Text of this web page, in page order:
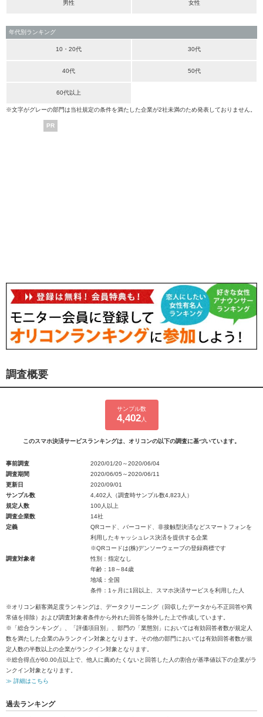
男性 女性
年代別ランキング
10・20代 30代
40代 50代
60代以上
※文字がグレーの部門は当社規定の条件を満たした企業が2社未満のため発表しておりません。
PR
調査概要
サンプル数
4,402人
このスマホ決済サービスランキングは、オリコンの以下の調査に基づいています。
事前調査
2020/01/20～2020/06/04
調査期間
2020/06/05～2020/06/11
更新日
2020/09/01
サンプル数
4,402人（調査時サンプル数4,823人）
規定人数
100人以上
調査企業数
14社
定義
QRコード、バーコード、非接触型決済などスマートフォンを
利用したキャッシュレス決済を提供する企業
※QRコードは(株)デンソーウェーブの登録商標です
調査対象者
性別：指定なし
年齢：18～84歳
地域：全国
条件：1ヶ月に1回以上、スマホ決済サービスを利用した人
※オリコン顧客満足度ランキングは、データクリーニング（回収したデータから不正回答や異
常値を排除）および調査対象者条件から外れた回答を除外した上で作成しています。
※「総合ランキング」、「評価項目別」、部門の「業態別」においては有効回答者数が規定人
数を満たした企業のみランクイン対象となります。その他の部門においては有効回答者数が規
定人数の半数以上の企業がランクイン対象となります。
※総合得点が60.00点以上で、他人に薦めたくないと回答した人の割合が基準値以下の企業がラ
ンクイン対象となります。
≫ 詳細はこちら
過去ランキング